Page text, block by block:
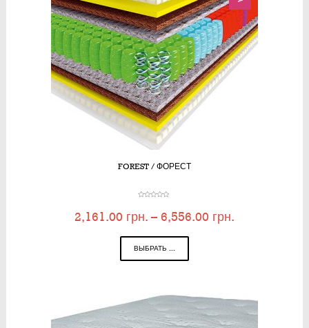
FOREST / ФОРЕСТ
2,161.00 грн. – 6,556.00 грн.
ВЫБРАТЬ ...